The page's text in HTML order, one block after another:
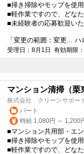
■掃き掃除やモップを使
■軽作業ですので、どな
■未経験者の応募歓迎いた
「変更の範囲：変更...
受理日：8月1日 有効期限
マンション清掃（栗
株式会社 クリーンサポー
パート
時給 1,080円 ～ 1,200
■マンション共用部・エ
■掃き掃除やモップを使
■軽作業ですので、どな